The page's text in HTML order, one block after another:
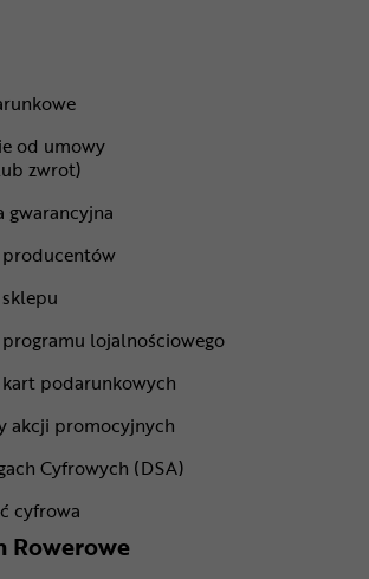
od umowy
zwrot)
gwarancyjna
producentów
lojalnościowego
kart podarunkowych
akcji promocyjnych
Cyfrowych (DSA)
cyfrowa
Rowerowe